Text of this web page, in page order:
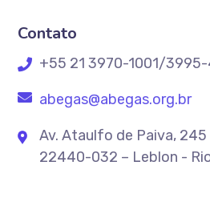
Contato
+55 21 3970-1001/
abegas@abegas.org.br
Av. Ataulfo de Paiva, 245
22440-032 – Leblon -